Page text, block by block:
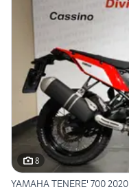
8
YAMAHA TENERE' 700 2020